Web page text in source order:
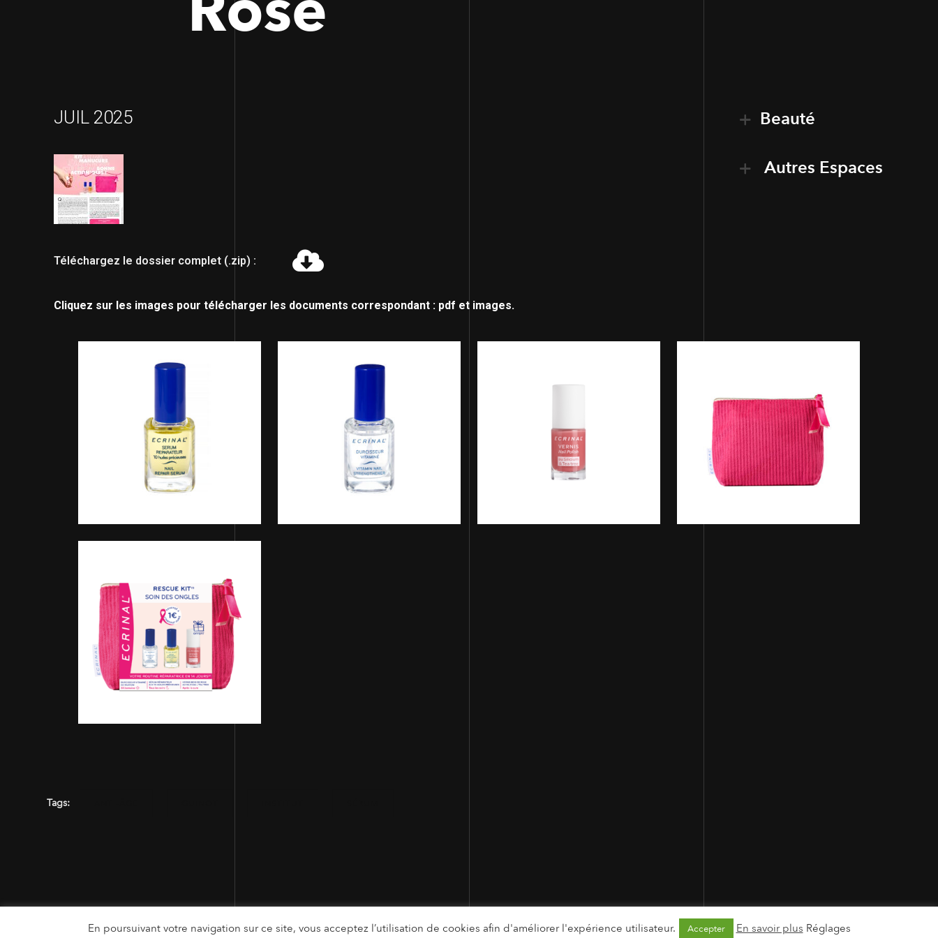
JUIL 2025 Beauté
Autres Espaces
Téléchargez le dossier complet (.zip) :
Cliquez sur les images pour télécharger les documents correspondant : pdf et images.
Tags:
En poursuivant votre navigation sur ce site, vous acceptez l’utilisation de cookies afin d'améliorer l'expérience utilisateur. Accepter En savoir plus Réglages